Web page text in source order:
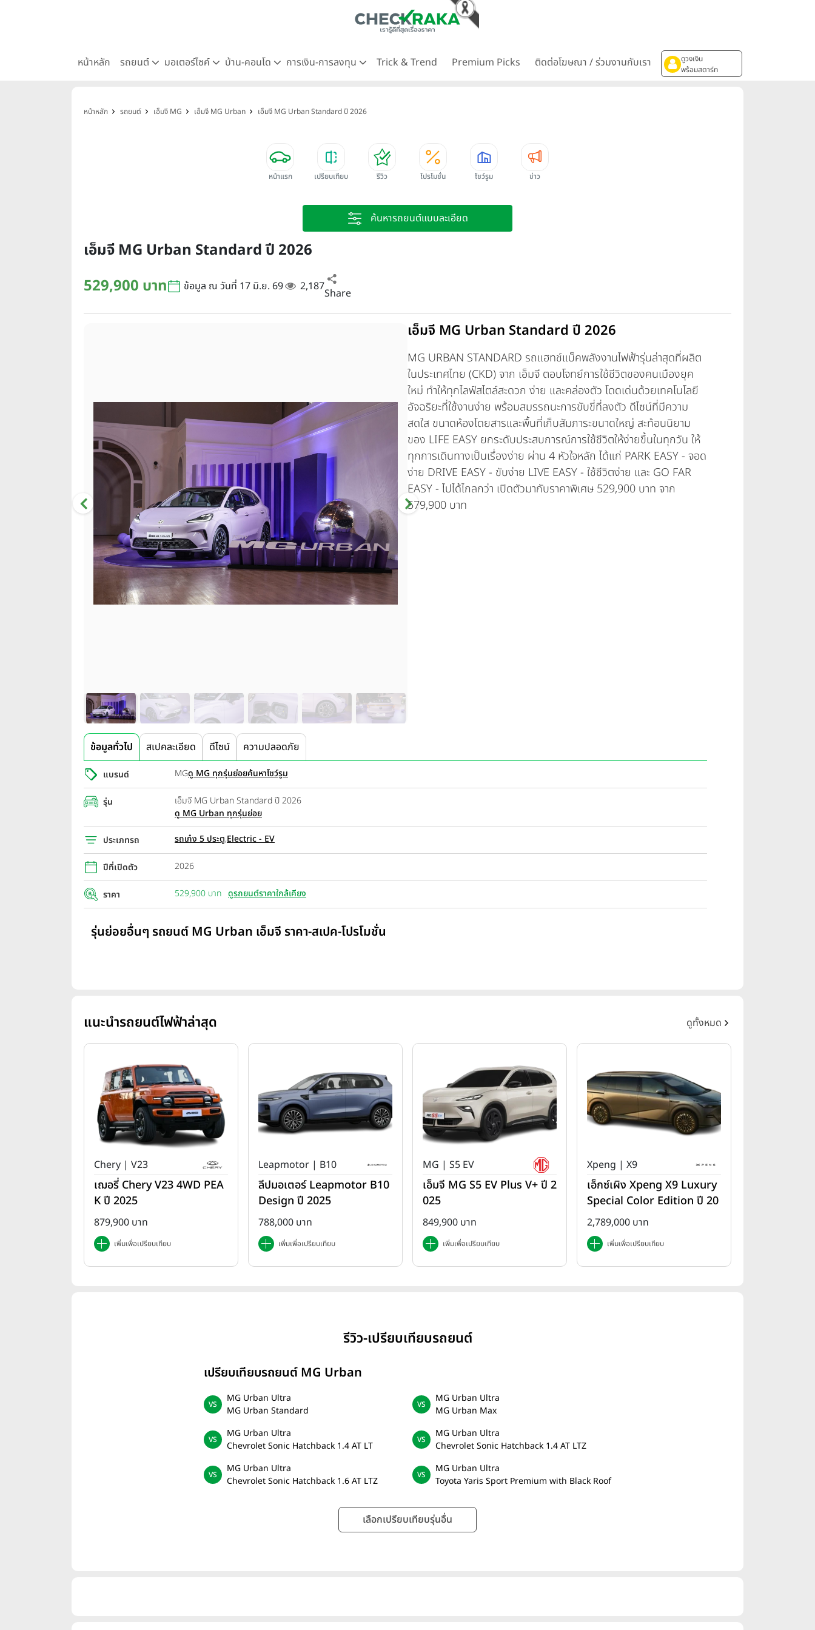
หน้าหลัก รถยนต์ มอเตอร์ไซค์ บ้าน-คอนโด การเงิน-การลงทุน Trick & Trend Premium Picks ติดต่อโฆษณา / ร่วมงานกับเรา
ดูวงเงิน
พร้อมสตาร์ท
หน้าหลัก รถยนต์ เอ็มจี MG เอ็มจี MG Urban เอ็มจี MG Urban Standard ปี 2026
หน้าแรก เปรียบเทียบ รีวิว โปรโมชั่น โชว์รูม ข่าว
ค้นหารถยนต์แบบละเอียด
เอ็มจี MG Urban Standard ปี 2026
529,900 บาท
ข้อมูล ณ วันที่ 17 มิ.ย. 69 2,187Share
เอ็มจี MG Urban Standard ปี 2026
MG URBAN STANDARD รถแฮทช์แบ็คพลังงานไฟฟ้ารุ่นล่าสุดที่ผลิต
ในประเทศไทย (CKD) จาก เอ็มจี ตอบโจทย์การใช้ชีวิตของคนเมืองยุค
ใหม่ ทำให้ทุกไลฟ์สไตล์สะดวก ง่าย และคล่องตัว โดดเด่นด้วยเทคโนโลยี
อัจฉริยะที่ใช้งานง่าย พร้อมสมรรถนะการขับขี่ที่ลงตัว ดีไซน์ที่มีความ
สดใส ขนาดห้องโดยสารและพื้นที่เก็บสัมภาระขนาดใหญ่ สะท้อนนิยาม
ของ LIFE EASY ยกระดับประสบการณ์การใช้ชีวิตให้ง่ายขึ้นในทุกวัน ให้
ทุกการเดินทางเป็นเรื่องง่าย ผ่าน 4 หัวใจหลัก ได้แก่ PARK EASY - จอด
ง่าย DRIVE EASY - ขับง่าย LIVE EASY - ใช้ชีวิตง่าย และ GO FAR
EASY - ไปได้ไกลกว่า เปิดตัวมากับราคาพิเศษ 529,900 บาท จาก
579,900 บาท
ข้อมูลทั่วไป สเปคละเอียด ดีไซน์ ความปลอดภัย
แบรนด์ MGดู MG ทุกรุ่นย่อยค้นหาโชว์รูม
รุ่น
เอ็มจี MG Urban Standard ปี 2026
ดู MG Urban ทุกรุ่นย่อย
ประเภทรถ รถเก๋ง 5 ประตู,Electric - EV
ปีที่เปิดตัว 2026
ราคา 529,900 บาท ดูรถยนต์ราคาใกล้เคียง
รุ่นย่อยอื่นๆ รถยนต์ MG Urban เอ็มจี ราคา-สเปค-โปรโมชั่น
แนะนำรถยนต์ไฟฟ้าล่าสุด ดูทั้งหมด
Chery | V23
เฌอรี่ Chery V23 4WD PEA
K ปี 2025
879,900 บาท
เพิ่มเพื่อเปรียบเทียบ
Leapmotor | B10
ลีปมอเตอร์ Leapmotor B10
Design ปี 2025
788,000 บาท
เพิ่มเพื่อเปรียบเทียบ
MG | S5 EV
เอ็มจี MG S5 EV Plus V+ ปี 2
025
849,900 บาท
เพิ่มเพื่อเปรียบเทียบ
Xpeng | X9
เอ็กซ์เผิง Xpeng X9 Luxury
Special Color Edition ปี 20
25
2,789,000 บาท
เพิ่มเพื่อเปรียบเทียบ
รีวิว-เปรียบเทียบรถยนต์
เปรียบเทียบรถยนต์ MG Urban
MG Urban Ultra
MG Urban Standard
MG Urban Ultra
MG Urban Max
MG Urban Ultra
Chevrolet Sonic Hatchback 1.4 AT LT
MG Urban Ultra
Chevrolet Sonic Hatchback 1.4 AT LTZ
MG Urban Ultra
Chevrolet Sonic Hatchback 1.6 AT LTZ
MG Urban Ultra
Toyota Yaris Sport Premium with Black Roof
เลือกเปรียบเทียบรุ่นอื่น